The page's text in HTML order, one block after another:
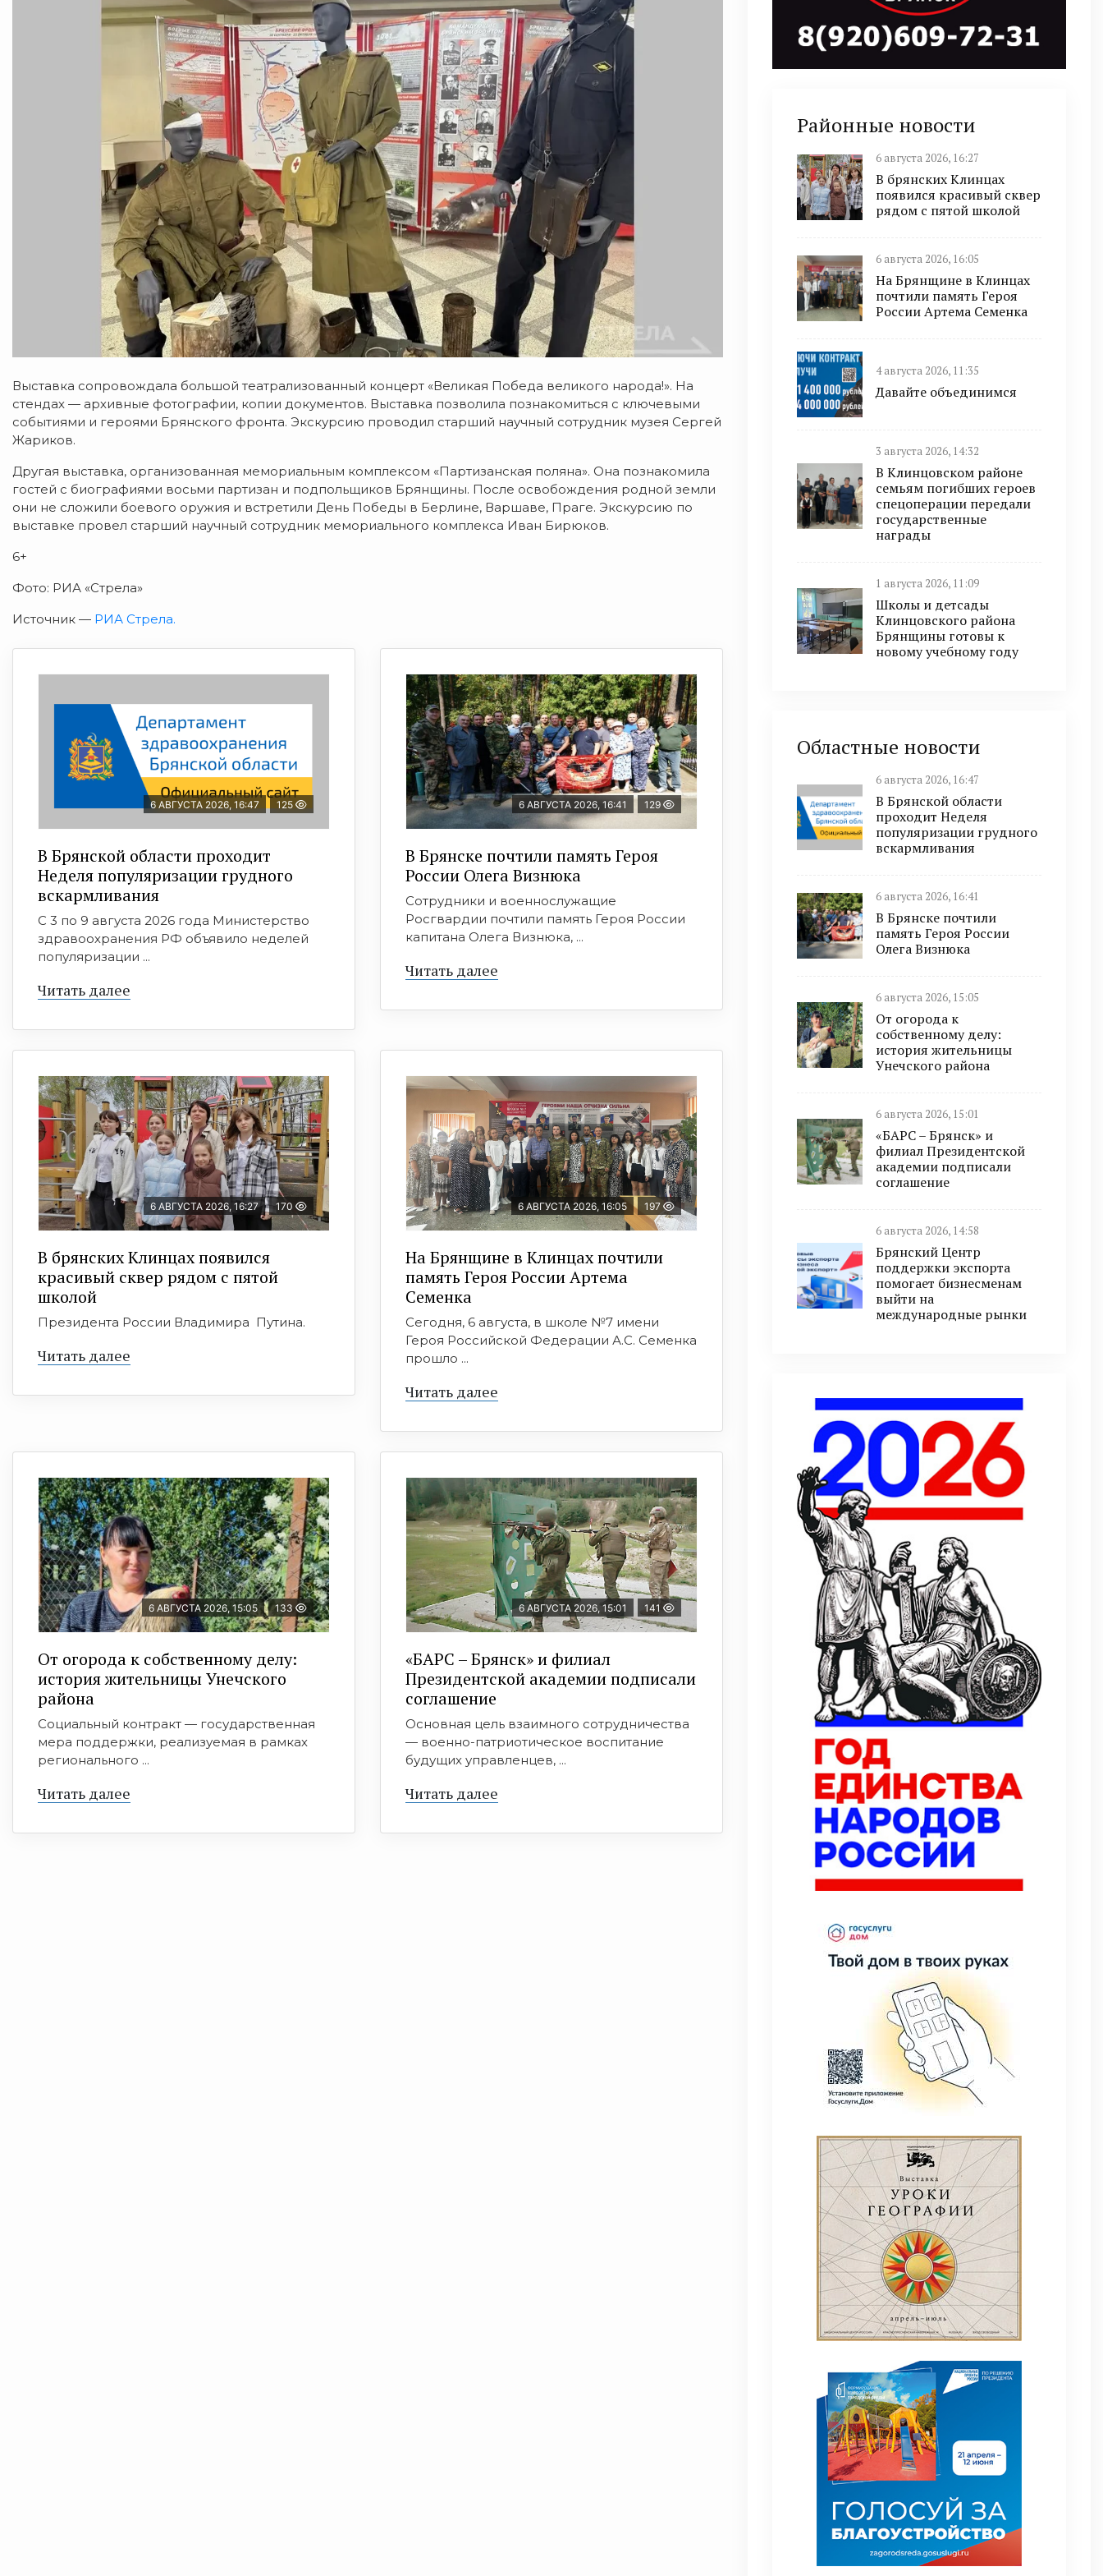
Выставка сопровождала большой театрализованный концерт «Великая Победа великого народа!». На
стендах — архивные фотографии, копии документов. Выставка позволила познакомиться с ключевыми
событиями и героями Брянского фронта. Экскурсию проводил старший научный сотрудник музея Сергей
Жариков.
Другая выставка, организованная мемориальным комплексом «Партизанская поляна». Она познакомила
гостей с биографиями восьми партизан и подпольщиков Брянщины. После освобождения родной земли
они не сложили боевого оружия и встретили День Победы в Берлине, Варшаве, Праге. Экскурсию по
выставке провел старший научный сотрудник мемориального комплекса Иван Бирюков.
6+
Фото: РИА «Стрела»
Источник — РИА Стрела.
6 АВГУСТА 2026, 16:47 125
В Брянской области проходит
Неделя популяризации грудного
вскармливания
С 3 по 9 августа 2026 года Министерство
здравоохранения РФ объявило неделей
популяризации ...
Читать далее
6 АВГУСТА 2026, 16:41 129
В Брянске почтили память Героя
России Олега Визнюка
Сотрудники и военнослужащие
Росгвардии почтили память Героя России
капитана Олега Визнюка, ...
Читать далее
6 АВГУСТА 2026, 16:27 170
В брянских Клинцах появился
красивый сквер рядом с пятой
школой
Президента России Владимира Путина.
Читать далее
6 АВГУСТА 2026, 16:05 197
На Брянщине в Клинцах почтили
память Героя России Артема
Семенка
Сегодня, 6 августа, в школе №7 имени
Героя Российской Федерации А.С. Семенка
прошло ...
Читать далее
6 АВГУСТА 2026, 15:05 133
От огорода к собственному делу:
история жительницы Унечского
района
Социальный контракт — государственная
мера поддержки, реализуемая в рамках
регионального ...
Читать далее
6 АВГУСТА 2026, 15:01 141
«БАРС – Брянск» и филиал
Президентской академии подписали
соглашение
Основная цель взаимного сотрудничества
— военно-патриотическое воспитание
будущих управленцев, ...
Читать далее
Районные новости
6 августа 2026, 16:27
В брянских Клинцах
появился красивый сквер
рядом с пятой школой
6 августа 2026, 16:05
На Брянщине в Клинцах
почтили память Героя
России Артема Семенка
4 августа 2026, 11:35
Давайте объединимся
3 августа 2026, 14:32
В Клинцовском районе
семьям погибших героев
спецоперации передали
государственные
награды
1 августа 2026, 11:09
Школы и детсады
Клинцовского района
Брянщины готовы к
новому учебному году
Областные новости
6 августа 2026, 16:47
В Брянской области
проходит Неделя
популяризации грудного
вскармливания
6 августа 2026, 16:41
В Брянске почтили
память Героя России
Олега Визнюка
6 августа 2026, 15:05
От огорода к
собственному делу:
история жительницы
Унечского района
6 августа 2026, 15:01
«БАРС – Брянск» и
филиал Президентской
академии подписали
соглашение
6 августа 2026, 14:58
Брянский Центр
поддержки экспорта
помогает бизнесменам
выйти на
международные рынки